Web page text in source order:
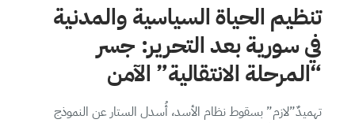
تنظيم الحياة السياسية والمدنية
في سورية بعد التحرير: جسر
“المرحلة الانتقالية” الآمن
تهميدٌ”لازم” بسقوط نظام الأسد، أُسدل الستار عن النموذج